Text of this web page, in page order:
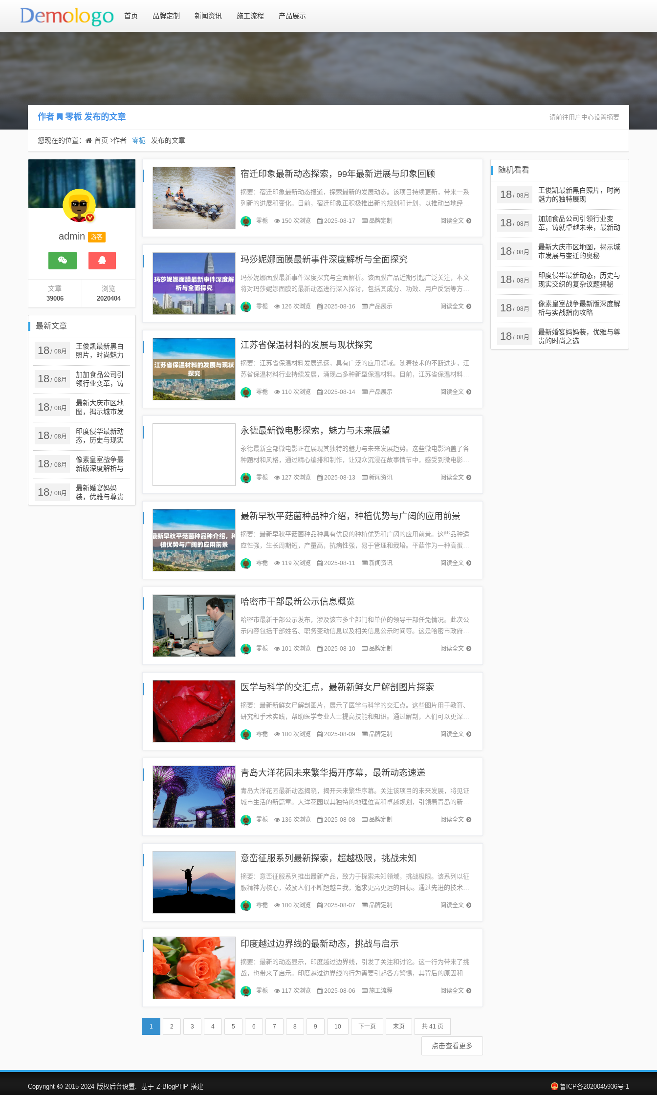
首页 品牌定制 新闻资讯 施工流程 产品展示
作者 零栀 发布的文章 请前往用户中心设置摘要
您现在的位置： 首页 作者 零栀 发布的文章
admin 游客
文章
39006
浏览
2020404
最新文章
18/ 08月
王俊凯最新黑白
照片，时尚魅力
的独特展现
18/ 08月
加加食品公司引
领行业变革，铸
就卓越未来，最
新动态揭秘公司
进展
18/ 08月
最新大庆市区地
图，揭示城市发
展与变迁的奥秘
18/ 08月
印度侵华最新动
态，历史与现实
交织的复杂议题
揭秘
18/ 08月
像素皇室战争最
新版深度解析与
实战指南攻略
18/ 08月
最新婚宴妈妈
装，优雅与尊贵
的时尚之选
宿迁印象最新动态探索，99年最新进展与印象回顾
摘要：宿迁印象最新动态报道，探索最新的发展动态。该项目持续更新，带来一系
列新的进展和变化。目前，宿迁印象正积极推出新的规划和计划，以推动当地经济
和社会的发展。有关其最新动态的具体内容，请关注官方渠道获取更多信息。宿
迁...
阅读全文
零栀 150 次浏览 2025-08-17 品牌定制
玛莎妮娜面膜最新事件深度解析与全面探究
玛莎妮娜面膜最新事件深度探究与全面解析。该面膜产品近期引起广泛关注，本文
将对玛莎妮娜面膜的最新动态进行深入探讨，包括其成分、功效、用户反馈等方
面。通过全面解析，让读者了解玛莎妮娜面膜的最新情况，以便做出更明智的消费
决...
阅读全文
零栀 126 次浏览 2025-08-16 产品展示
江苏省保温材料的发展与现状探究
摘要：江苏省保温材料发展迅速，具有广泛的应用领域。随着技术的不断进步，江
苏省保温材料行业持续发展，涌现出多种新型保温材料。目前，江苏省保温材料市
场呈现出蓬勃的发展态势，为建筑、化工、冶金等领域提供了优质的保温解决方
案...
阅读全文
零栀 110 次浏览 2025-08-14 产品展示
永德最新微电影探索，魅力与未来展望
永德最新全部微电影正在展现其独特的魅力与未来发展趋势。这些微电影涵盖了各
种题材和风格，通过精心编排和制作，让观众沉浸在故事情节中，感受到微电影的
艺术性和创新性。这些微电影也反映了当代社会的变迁和人们的精神风貌，引领
观...
阅读全文
零栀 127 次浏览 2025-08-13 新闻资讯
最新早秋平菇菌种品种介绍，种植优势与广阔的应用前景
摘要：最新早秋平菇菌种品种具有优良的种植优势和广阔的应用前景。这些品种适
应性强，生长周期短，产量高，抗病性强，易于管理和栽培。平菇作为一种高蛋
白、低脂肪、富含多种营养成分的食用菌，受到广大消费者的喜爱。其种植优势在
于...
阅读全文
零栀 119 次浏览 2025-08-11 新闻资讯
哈密市干部最新公示信息概览
哈密市最新干部公示发布，涉及该市多个部门和单位的领导干部任免情况。此次公
示内容包括干部姓名、职务变动信息以及相关信息公示时间等。这是哈密市政府加
强干部选拔任用透明度的重要举措之一，旨在确保干部选拔工作的公正公开，增
强...
阅读全文
零栀 101 次浏览 2025-08-10 品牌定制
医学与科学的交汇点，最新新鲜女尸解剖图片探索
摘要：最新新鲜女尸解剖图片，展示了医学与科学的交汇点。这些图片用于教育、
研究和手术实践，帮助医学专业人士提高技能和知识。通过解剖，人们可以更深入
地了解人体结构和功能，推动医学领域的进步。这些图片是科学探索的一部分，
对...
阅读全文
零栀 100 次浏览 2025-08-09 品牌定制
青岛大洋花园未来繁华揭开序幕，最新动态速递
青岛大洋花园最新动态揭晓，揭开未来繁华序幕。关注该项目的未来发展，将见证
城市生活的新篇章。大洋花园以其独特的地理位置和卓越规划，引领着青岛的新生
活潮流。更多细节和规划将逐渐呈现，为市民带来全新的居住体验。期待大洋花
园...
阅读全文
零栀 136 次浏览 2025-08-08 品牌定制
意峦征服系列最新探索，超越极限，挑战未知
摘要：意峦征服系列推出最新产品，致力于探索未知领域，挑战极限。该系列以征
服精神为核心，鼓励人们不断超越自我，追求更高更远的目标。通过先进的技术和
卓越的性能，意峦征服系列为冒险爱好者提供最佳的体验，展现人类对未知世界
的...
阅读全文
零栀 100 次浏览 2025-08-07 品牌定制
印度越过边界线的最新动态，挑战与启示
摘要：最新的动态显示，印度越过边界线，引发了关注和讨论。这一行为带来了挑
战，也带来了启示。印度越过边界线的行为需要引起各方警惕，其背后的原因和动
机值得深入研究。这也提醒各国在维护自身利益和领土完整时，需要保持高度警
觉...
阅读全文
零栀 117 次浏览 2025-08-06 施工流程
1 2 3 4 5 6 7 8 9 10 下一页 末页 共 41 页
点击查看更多
随机看看
18/ 08月
王俊凯最新黑白照片，时尚
魅力的独特展现
18/ 08月
加加食品公司引领行业变
革，铸就卓越未来，最新动
态揭秘公司进展
18/ 08月
最新大庆市区地图，揭示城
市发展与变迁的奥秘
18/ 08月
印度侵华最新动态，历史与
现实交织的复杂议题揭秘
18/ 08月
像素皇室战争最新版深度解
析与实战指南攻略
18/ 08月
最新婚宴妈妈装，优雅与尊
贵的时尚之选
Copyright 2015-2024 版权后台设置. 基于 Z-BlogPHP 搭建 鲁ICP备2020045936号-1